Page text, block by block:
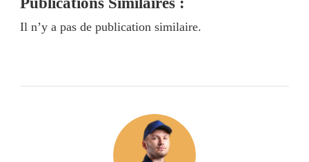
Il n’y a pas de publication similaire.